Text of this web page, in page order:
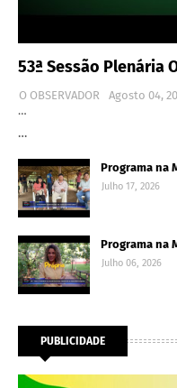
53ª Sessão Plenária
O OBSERVADOR
Agosto 04,
…
…
Programa na
Julho 17, 2026
Programa na
Julho 06, 2026
PUBLICIDADE